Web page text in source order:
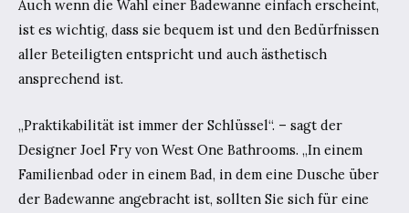
Auch wenn die Wahl einer Badewanne einfach erscheint,
ist es wichtig, dass sie bequem ist und den Bedürfnissen
aller Beteiligten entspricht und auch ästhetisch
ansprechend ist.
„Praktikabilität ist immer der Schlüssel“. – sagt der
Designer Joel Fry von West One Bathrooms. „In einem
Familienbad oder in einem Bad, in dem eine Dusche über
der Badewanne angebracht ist, sollten Sie sich für eine